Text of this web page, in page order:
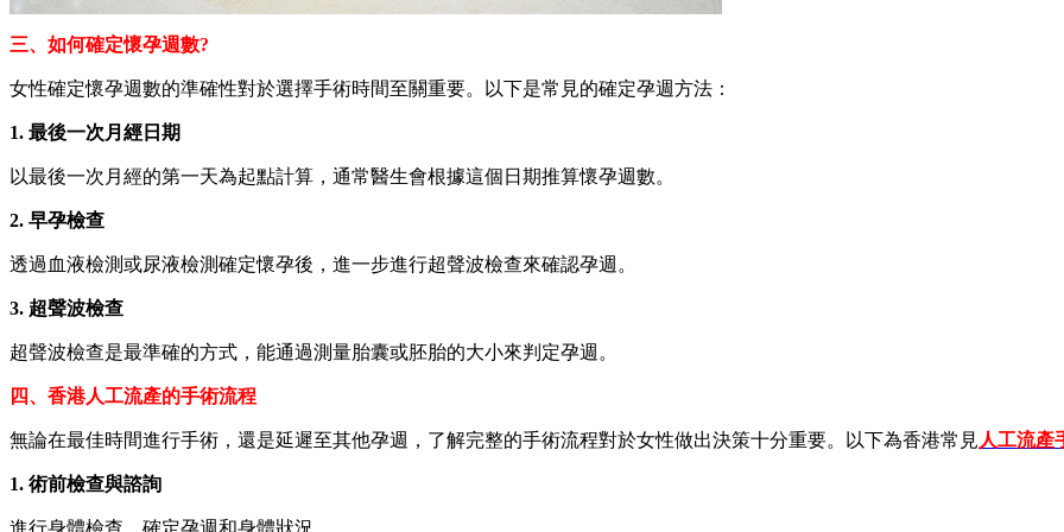
三、如何確定懷孕週數?
女性確定懷孕週數的準確性對於選擇手術時間至關重要。以下是常見的確定孕週方法：
1. 最後一次月經日期
以最後一次月經的第一天為起點計算，通常醫生會根據這個日期推算懷孕週數。
2. 早孕檢查
透過血液檢測或尿液檢測確定懷孕後，進一步進行超聲波檢查來確認孕週。
3. 超聲波檢查
超聲波檢查是最準確的方式，能通過測量胎囊或胚胎的大小來判定孕週。
四、香港人工流產的手術流程
無論在最佳時間進行手術，還是延遲至其他孕週，了解完整的手術流程對於女性做出決策十分重要。以下為香港常見 人工流產
1. 術前檢查與諮詢
進行身體檢查，確定孕週和身體狀況。